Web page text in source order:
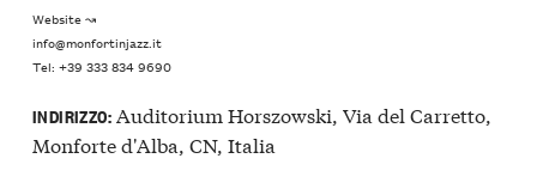
Website ↝
info@monfortinjazz.it
Tel: +39 333 834 9690
INDIRIZZO:Auditorium Horszowski, Via del Carretto,
Monforte d'Alba, CN, Italia